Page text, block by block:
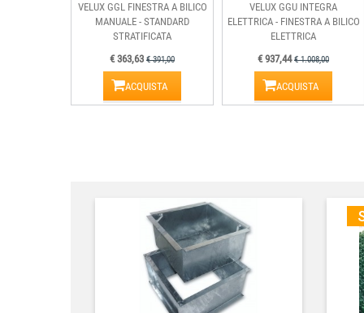
VELUX GGL FINESTRA A BILICO
MANUALE - STANDARD
STRATIFICATA
€ 363,63 € 391,00
ACQUISTA
VELUX GGU INTEGRA
ELETTRICA - FINESTRA A BILICO
ELETTRICA
€ 937,44€ 1.008,00
ACQUISTA